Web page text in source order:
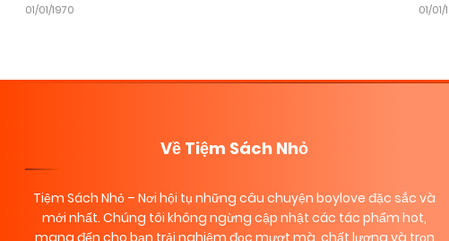
01/01/1970 01/01/
Về Tiệm Sách Nhỏ
Tiệm Sách Nhỏ – Nơi hội tụ những câu chuyện boylove đặc sắc và
mới nhất. Chúng tôi không ngừng cập nhật các tác phẩm hot,